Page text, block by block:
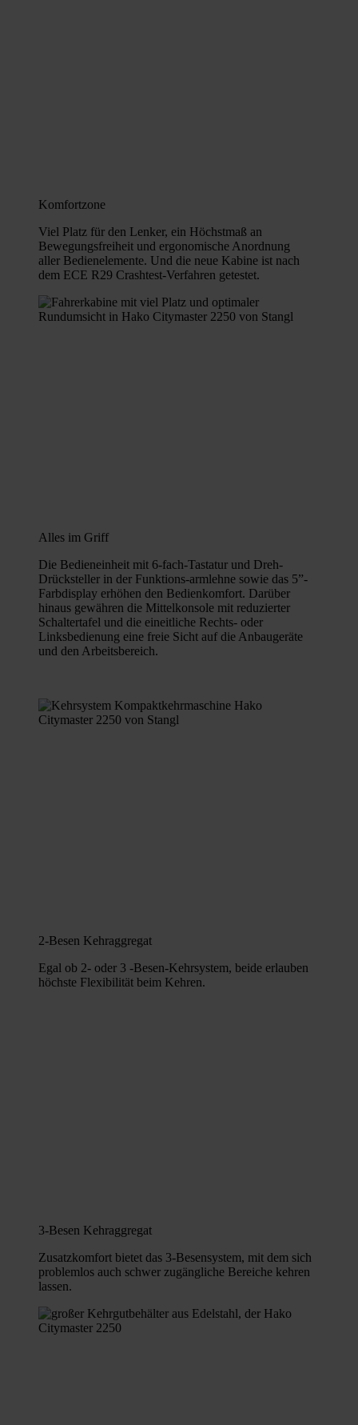
Komfortzone
Viel Platz für den Lenker, ein Höchstmaß an
Bewegungsfreiheit und ergonomische Anordnung
aller Bedienelemente. Und die neue Kabine ist nach
dem ECE R29 Crashtest-Verfahren getestet.
Alles im Griff
Die Bedieneinheit mit 6-fach-Tastatur und Dreh-
Drücksteller in der Funktions-armlehne sowie das 5”-
Farbdisplay erhöhen den Bedienkomfort. Darüber
hinaus gewähren die Mittelkonsole mit reduzierter
Schaltertafel und die eineitliche Rechts- oder
Linksbedienung eine freie Sicht auf die Anbaugeräte
und den Arbeitsbereich.
2-Besen Kehraggregat
Egal ob 2- oder 3 -Besen-Kehrsystem, beide erlauben
höchste Flexibilität beim Kehren.
3-Besen Kehraggregat
Zusatzkomfort bietet das 3-Besensystem, mit dem sich
problemlos auch schwer zugängliche Bereiche kehren
lassen.